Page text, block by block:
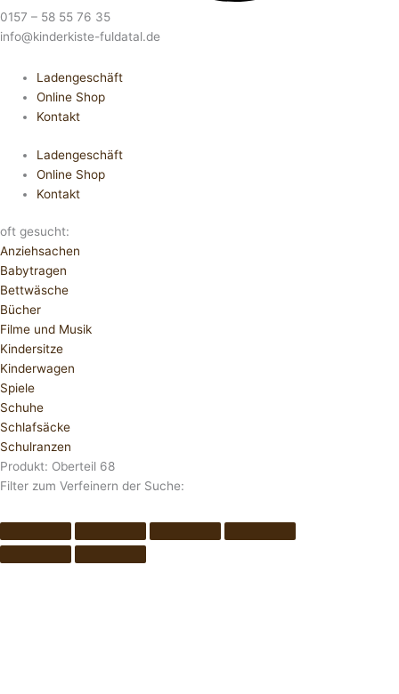
0157 – 58 55 76 35
info@kinderkiste-fuldatal.de
Ladengeschäft
Online Shop
Kontakt
Ladengeschäft
Online Shop
Kontakt
oft gesucht:
Anziehsachen
Babytragen
Bettwäsche
Bücher
Filme und Musik
Kindersitze
Kinderwagen
Spiele
Schuhe
Schlafsäcke
Schulranzen
Produkt: Oberteil 68
Filter zum Verfeinern der Suche: